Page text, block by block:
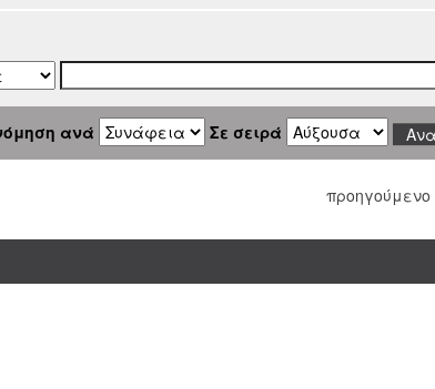
ανά Σε σειρά
προηγούμενο